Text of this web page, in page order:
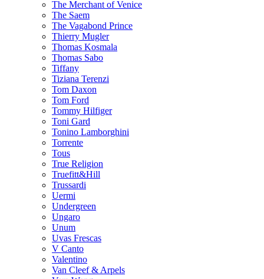
The Merchant of Venice
The Saem
The Vagabond Prince
Thierry Mugler
Thomas Kosmala
Thomas Sabo
Tiffany
Tiziana Terenzi
Tom Daxon
Tom Ford
Tommy Hilfiger
Toni Gard
Tonino Lamborghini
Torrente
Tous
True Religion
Truefitt&Hill
Trussardi
Uermi
Undergreen
Ungaro
Unum
Uvas Frescas
V Canto
Valentino
Van Cleef & Arpels